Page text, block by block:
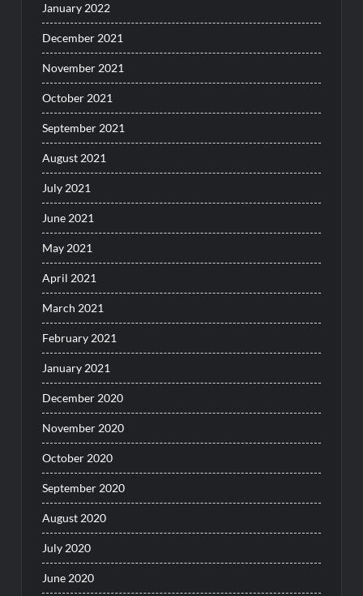
January 2022
December 2021
November 2021
October 2021
September 2021
August 2021
July 2021
June 2021
May 2021
April 2021
March 2021
February 2021
January 2021
December 2020
November 2020
October 2020
September 2020
August 2020
July 2020
June 2020